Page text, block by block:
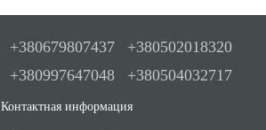
+380679807437
+380502018320
+380997647048 +380504032717
Контактная информация